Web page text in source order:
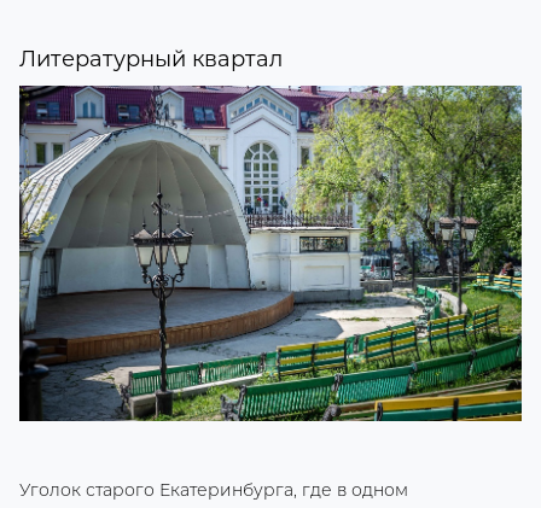
Литературный квартал
Уголок старого Екатеринбурга, где в одном